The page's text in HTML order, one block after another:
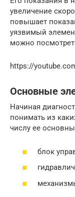
увеличение
повышает
уязвимый
можно
https://
Основные
Начиная
понимать из
числу ее
блок